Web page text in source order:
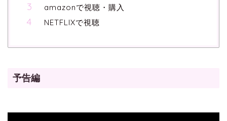
amazonで視聴・購入
NETFLIXで視聴
予告編